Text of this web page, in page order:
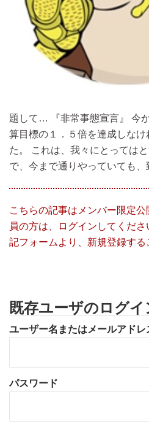
題して… 『非常事態宣言』 今
算目標の１．５倍を達成しな
た。 これは、我々にとっては
で、今まで通りやっていても
こちらの記事はメンバー限定
員の方は、ログインしてくだ
記フォームより、新規登録する
既存ユーザのログイ
ユーザー名またはメールアドレ
パスワード